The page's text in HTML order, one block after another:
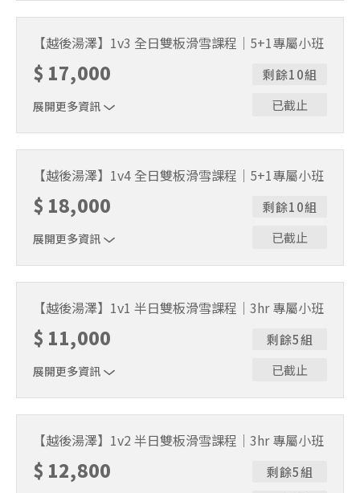
【越後湯澤】1v3 全日雙板滑雪課程｜5+1專屬小班
$ 17,000
展開更多資訊
剩餘10組
已截止
【越後湯澤】1v4 全日雙板滑雪課程｜5+1專屬小班
$ 18,000
展開更多資訊
剩餘10組
已截止
【越後湯澤】1v1 半日雙板滑雪課程｜3hr 專屬小班
$ 11,000
展開更多資訊
剩餘5組
已截止
【越後湯澤】1v2 半日雙板滑雪課程｜3hr 專屬小班
$ 12,800
剩餘5組